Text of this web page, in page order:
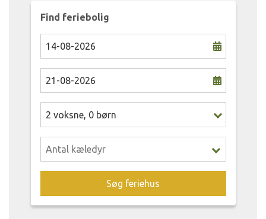
Find feriebolig
2 voksne, 0 børn
Søg feriehus